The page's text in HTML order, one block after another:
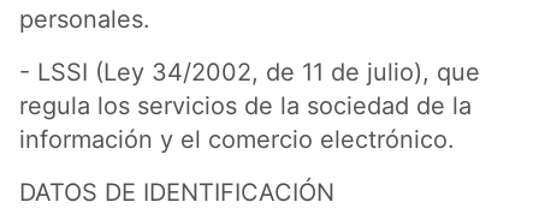
personales.
- LSSI (Ley 34/2002, de 11 de julio), que
regula los servicios de la sociedad de la
información y el comercio electrónico.
DATOS DE IDENTIFICACIÓN